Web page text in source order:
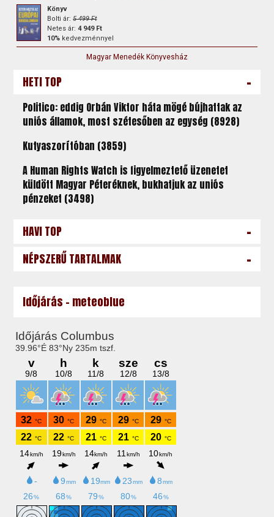
Könyv
Bolti ár:5 499 Ft
Netes ár:4 949 Ft
10% kedvezménnyel
Magyar Menedék Könyvesház
HETI TOP -
Politico: eddig Orbán Viktor háta mögé bújhattak az
uniós államok, most szétesőben az egység (8928)
Kutyaszorítóban (3859)
A Human Rights Watch is figyelmeztető üzenetet
küldött Magyar Péteréknek, bukhatjuk az uniós
pénzeket (3498)
HAVI TOP -
NÉPSZERŰ TARTALMAK -
Időjárás - meteoblue